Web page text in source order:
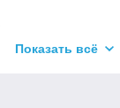
Показать всё